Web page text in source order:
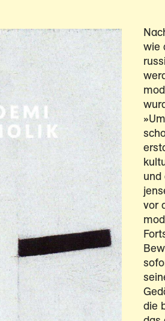
wie
und
vor
die